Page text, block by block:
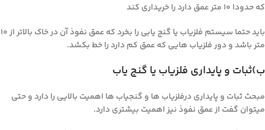
که حدودا ۱۰ متر عمق دارد را خریداری کند
باید حتما سیستم فلزیاب یا گنج یابی را بخرد که عمق نفوذ آن در خاک بالاتر از ۱۰
متر باشد و دور فلزیاب هایی که عمق کم دارد را خط بکشد.
ب)ثبات و پایداری فلزیاب یا گنج یاب
مبحث ثبات و پایداری درفلزیاب ها و گنجیاب ها اهمیت بالایی را دارد و حتی
میتوان گفت از عمق نفوذ نیز اهمیت بیشتری دارد.